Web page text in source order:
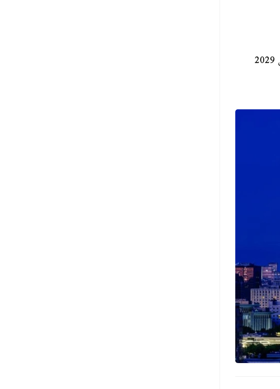
استانا. KAZINFORM - يۋنەسكو جانە حالىقارالىق ساۋلەتشىلەر وداعى (ح س و) بەيجىڭ قالاسىن 2029